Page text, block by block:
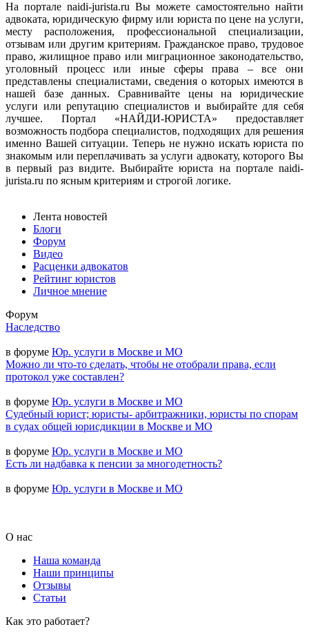
На портале naidi-jurista.ru Вы можете самостоятельно найти
адвоката, юридическую фирму или юриста по цене на услуги,
месту расположения, профессиональной специализации,
отзывам или другим критериям. Гражданское право, трудовое
право, жилищное право или миграционное законодательство,
уголовный процесс или иные сферы права – все они
представлены специалистами, сведения о которых имеются в
нашей базе данных. Сравнивайте цены на юридические
услуги или репутацию специалистов и выбирайте для себя
лучшее. Портал «НАЙДИ-ЮРИСТА» предоставляет
возможность подбора специалистов, подходящих для решения
именно Вашей ситуации. Теперь не нужно искать юриста по
знакомым или переплачивать за услуги адвокату, которого Вы
в первый раз видите. Выбирайте юриста на портале naidi-
jurista.ru по ясным критериям и строгой логике.
Лента новостей
Блоги
Форум
Видео
Расценки адвокатов
Рейтинг юристов
Личное мнение
Форум
Наследство
в форуме Юр. услуги в Москве и МО
Можно ли что-то сделать, чтобы не отобрали права, если
протокол уже составлен?
в форуме Юр. услуги в Москве и МО
Судебный юрист; юристы- арбитражники, юристы по спорам
в судах общей юрисдикции в Москве и МО
в форуме Юр. услуги в Москве и МО
Есть ли надбавка к пенсии за многодетность?
в форуме Юр. услуги в Москве и МО
О нас
Наша команда
Наши принципы
Отзывы
Статьи
Как это работает?